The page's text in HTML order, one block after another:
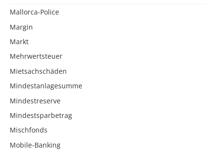
Mallorca-Police
Margin
Markt
Mehrwertsteuer
Mietsachschäden
Mindestanlagesumme
Mindestreserve
Mindestsparbetrag
Mischfonds
Mobile-Banking